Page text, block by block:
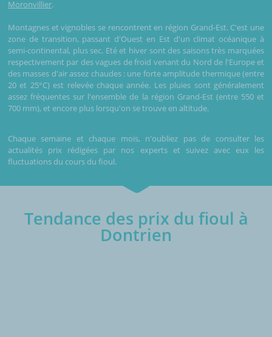
Moronvillier.
Montagnes et vignobles se rencontrent en région Grand-Est. C'est une
zone de transition, passant d'Ouest en Est d'un climat océanique à
semi-continental, plus sec. Eté et hiver sont des saisons très marquées
respectivement par des vagues de froid venant du Nord de l'Europe et
des masses d'air assez chaudes : une forte amplitude thermique (entre
20 et 25°C) est relevée chaque année. Les pluies sont généralement
assez fréquentes sur l'ensemble de la région Grand-Est (entre 550 et
700 mm), et encore plus lorsqu'on se trouve en altitude.
Chaque semaine et chaque mois, n'oubliez pas de consulter les
actualités prix rédigées par nos experts et suivez avec eux les
fluctuations du cours du fioul.
Tendance des prix du fioul à
Dontrien